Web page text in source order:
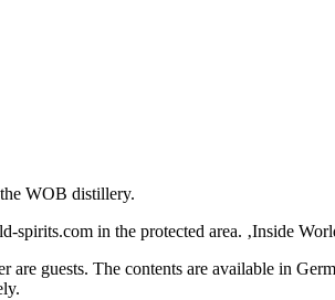
WOB distillery.
in the protected area. ‚Inside
guests. The contents are available in